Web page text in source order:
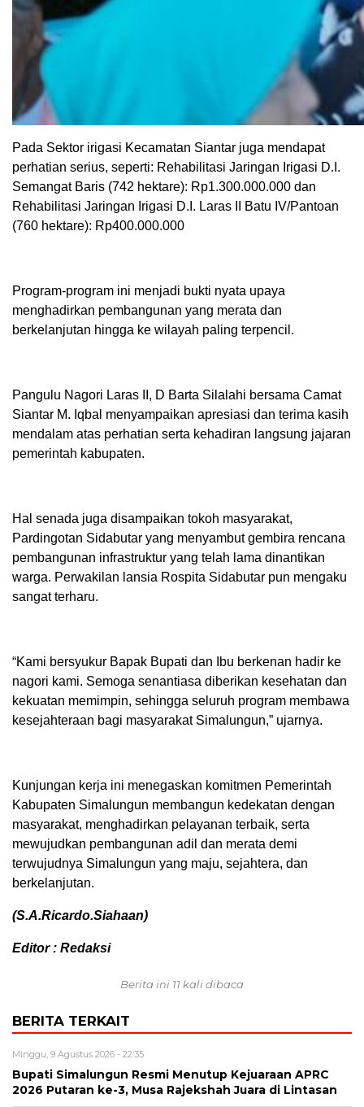
Pada Sektor irigasi Kecamatan Siantar juga mendapat
perhatian serius, seperti: Rehabilitasi Jaringan Irigasi D.I.
Semangat Baris (742 hektare): Rp1.300.000.000 dan
Rehabilitasi Jaringan Irigasi D.I. Laras II Batu IV/Pantoan
(760 hektare): Rp400.000.000
Program-program ini menjadi bukti nyata upaya
menghadirkan pembangunan yang merata dan
berkelanjutan hingga ke wilayah paling terpencil.
Pangulu Nagori Laras II, D Barta Silalahi bersama Camat
Siantar M. Iqbal menyampaikan apresiasi dan terima kasih
mendalam atas perhatian serta kehadiran langsung jajaran
pemerintah kabupaten.
Hal senada juga disampaikan tokoh masyarakat,
Pardingotan Sidabutar yang menyambut gembira rencana
pembangunan infrastruktur yang telah lama dinantikan
warga. Perwakilan lansia Rospita Sidabutar pun mengaku
sangat terharu.
“Kami bersyukur Bapak Bupati dan Ibu berkenan hadir ke
nagori kami. Semoga senantiasa diberikan kesehatan dan
kekuatan memimpin, sehingga seluruh program membawa
kesejahteraan bagi masyarakat Simalungun,” ujarnya.
Kunjungan kerja ini menegaskan komitmen Pemerintah
Kabupaten Simalungun membangun kedekatan dengan
masyarakat, menghadirkan pelayanan terbaik, serta
mewujudkan pembangunan adil dan merata demi
terwujudnya Simalungun yang maju, sejahtera, dan
berkelanjutan.
(S.A.Ricardo.Siahaan)
Editor : Redaksi
Berita ini 11 kali dibaca
BERITA TERKAIT
Minggu, 9 Agustus 2026 - 22:35
Bupati Simalungun Resmi Menutup Kejuaraan APRC
2026 Putaran ke-3, Musa Rajekshah Juara di Lintasan